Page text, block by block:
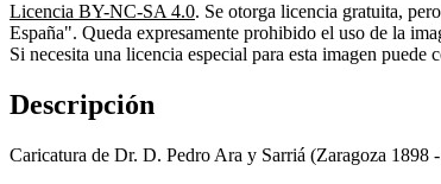
Licencia BY-NC-SA 4.0. Se otorga licencia gratuita,
España". Queda expresamente prohibido el uso de la
Si necesita una licencia especial para esta imagen
Descripción
Caricatura de Dr. D. Pedro Ara y Sarriá (Zaragoza 1898